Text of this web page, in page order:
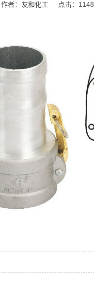
作者：友和化工 点击：1148